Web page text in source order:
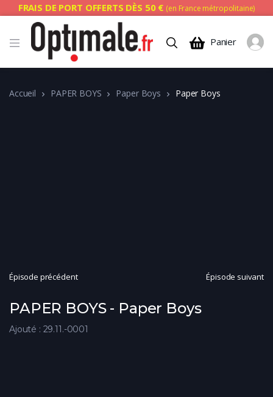
FRAIS DE PORT OFFERTS DÈS 50 € (en France métropolitaine)
Panier
Accueil PAPER BOYS Paper Boys Paper Boys
Épisode précédent Épisode suivant
PAPER BOYS - Paper Boys
Ajouté : 29.11.-0001